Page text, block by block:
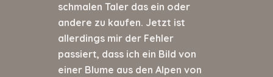
schmalen Taler das ein oder
andere zu kaufen. Jetzt ist
allerdings mir der Fehler
passiert, dass ich ein Bild von
einer Blume aus den Alpen von